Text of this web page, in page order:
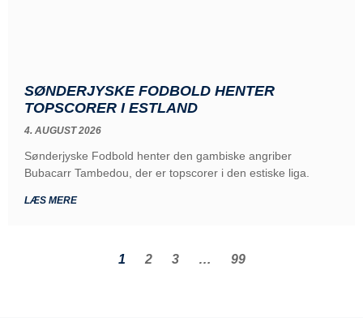
SØNDERJYSKE FODBOLD HENTER
TOPSCORER I ESTLAND
4. AUGUST 2026
Sønderjyske Fodbold henter den gambiske angriber
Bubacarr Tambedou, der er topscorer i den estiske liga.
LÆS MERE
1 2 3 … 99